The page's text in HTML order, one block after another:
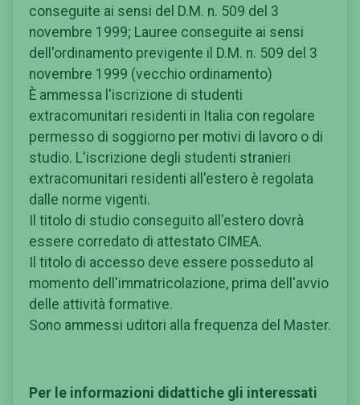
conseguite ai sensi del D.M. n. 509 del 3
novembre 1999; Lauree conseguite ai sensi
dell'ordinamento previgente il D.M. n. 509 del 3
novembre 1999 (vecchio ordinamento)
È ammessa l'iscrizione di studenti
extracomunitari residenti in Italia con regolare
permesso di soggiorno per motivi di lavoro o di
studio. L'iscrizione degli studenti stranieri
extracomunitari residenti all'estero è regolata
dalle norme vigenti.
Il titolo di studio conseguito all'estero dovrà
essere corredato di attestato CIMEA.
Il titolo di accesso deve essere posseduto al
momento dell'immatricolazione, prima dell'avvio
delle attività formative.
Sono ammessi uditori alla frequenza del Master.
Per le informazioni didattiche gli interessati